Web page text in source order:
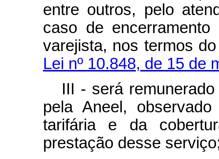
entre outros, pelo
caso de
varejista, nos termos
Lei nº 10.848, de 15 de
III - será
pela Aneel,
tarifária e da
prestação desse